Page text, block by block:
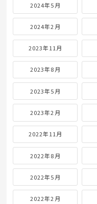
2024年5月
2024年2月
2023年11月
2023年8月
2023年5月
2023年2月
2022年11月
2022年8月
2022年5月
2022年2月